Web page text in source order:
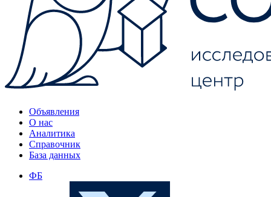
Объявления
О нас
Аналитика
Справочник
База данных
ФБ